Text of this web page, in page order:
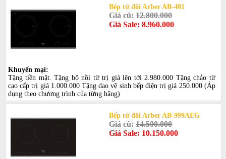
Bếp từ đôi Arber AB-401
Giá cũ:12.800.000
Giá Sale: 8.960.000
Khuyến mại:
Tặng tiền mặt. Tặng bộ nồi từ trị giá lên tới 2.980.000 Tặng chảo từ
cao cấp trị giá 1.000.000 Tặng dao vệ sinh bếp điện trị giá 250.000 (Áp
dụng theo chương trình của từng hãng)
Bếp từ đôi Arber AB-999AEG
Giá cũ:14.500.000
Giá Sale: 10.150.000